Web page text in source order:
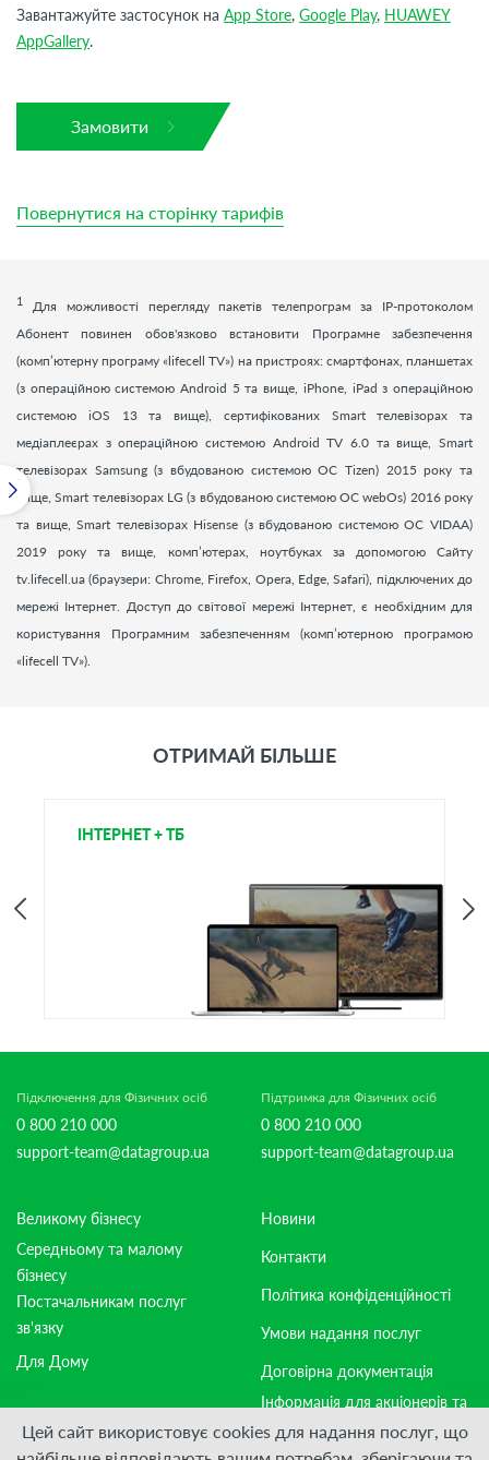
Завантажуйте застосунок на App Store, Google Play, HUAWEY
AppGallery.
Замовити
Повернутися на сторінку тарифів
1
Для можливості перегляду пакетів телепрограм за ІР-протоколом
Абонент повинен обов'язково встановити Програмне забезпечення
(комп’ютерну програму «lifecell TV») на пристроях: смартфонах, планшетах
(з операційною системою Android 5 та вище, iPhone, iPad з операційною
системою iOS 13 та вище), сертифікованих Smart телевізорах та
медіаплеєрах з операційною системою Android TV 6.0 та вище, Smart
телевізорах Samsung (з вбудованою системою ОС Tizen) 2015 року та
вище, Smart телевізорах LG (з вбудованою системою ОС webOs) 2016 року
та вище, Smart телевізорах Hisense (з вбудованою системою ОС VIDAA)
2019 року та вище, комп’ютерах, ноутбуках за допомогою Сайту
tv.lifecell.ua (браузери: Chrome, Firefox, Opera, Edge, Safari), підключених до
мережі Інтернет. Доступ до світової мережі Інтернет, є необхідним для
користування Програмним забезпеченням (комп’ютерною програмою
«lifecell TV»).
ОТРИМАЙ БІЛЬШЕ
ІНТЕРНЕТ + ТБ
Підключення для Фізичних осіб
0 800 210 000
support-team@datagroup.ua
Підтримка для Фізичних осіб
0 800 210 000
support-team@datagroup.ua
Великому бізнесу
Середньому та малому
бізнесу
Постачальникам послуг
зв'язку
Для Дому
Новини
Контакти
Політика конфіденційності
Умови надання послуг
Договірна документація
Інформація для акціонерів та
стейкхолдерів
Цей сайт використовує cookies для надання послуг, що